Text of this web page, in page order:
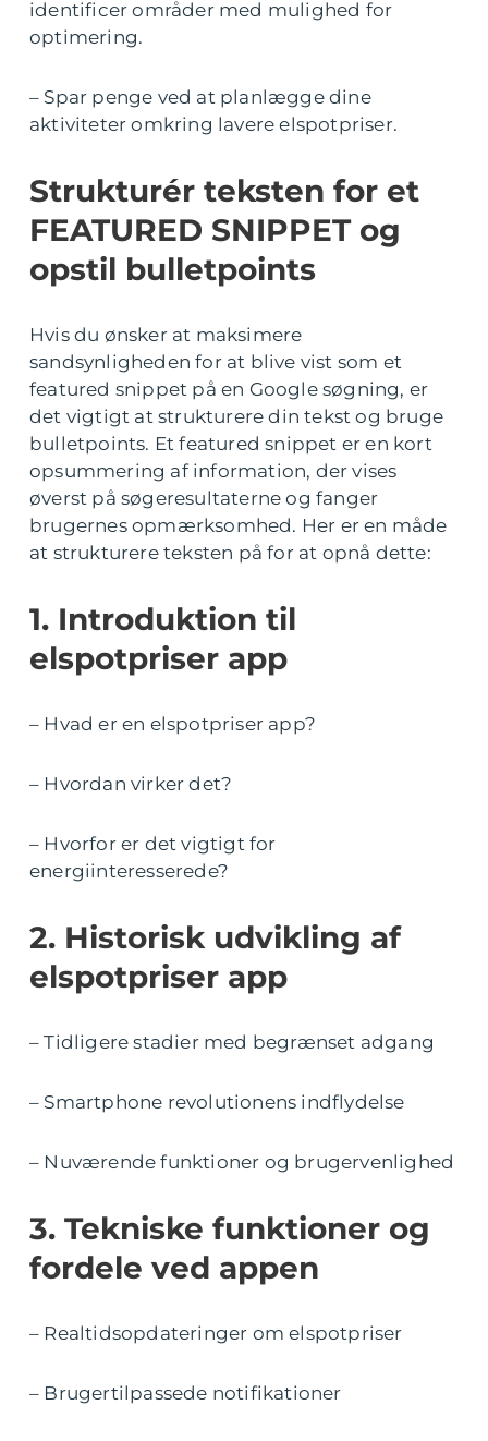
identificer områder med mulighed for
optimering.
– Spar penge ved at planlægge dine
aktiviteter omkring lavere elspotpriser.
Strukturér teksten for et
FEATURED SNIPPET og
opstil bulletpoints
Hvis du ønsker at maksimere
sandsynligheden for at blive vist som et
featured snippet på en Google søgning, er
det vigtigt at strukturere din tekst og bruge
bulletpoints. Et featured snippet er en kort
opsummering af information, der vises
øverst på søgeresultaterne og fanger
brugernes opmærksomhed. Her er en måde
at strukturere teksten på for at opnå dette:
1. Introduktion til
elspotpriser app
– Hvad er en elspotpriser app?
– Hvordan virker det?
– Hvorfor er det vigtigt for
energiinteresserede?
2. Historisk udvikling af
elspotpriser app
– Tidligere stadier med begrænset adgang
– Smartphone revolutionens indflydelse
– Nuværende funktioner og brugervenlighed
3. Tekniske funktioner og
fordele ved appen
– Realtidsopdateringer om elspotpriser
– Brugertilpassede notifikationer